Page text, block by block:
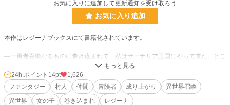
お気に入りに追加して更新通知を受け取ろう
お気に入り追加
本作はレジーナブックスにて書籍化されています。
―ー勇者召喚なるものに巻き込まれて、私はサーナリア王国にやって来た。とこ
ろが私の職業は、職業とも呼べない「村人」。すぐに追い出されてしまった。
ーーでもこの世界の「村人」ってこんなに強いの？ それに私すぐに…ーー
小説 30,190 位 / 228,669 件
24h.ポイント 14pt
1,626
ファンタジー
村人 仲間 冒険者 成り上がり
異世界召喚
異世界
女の子 巻き込まれ
レジーナ